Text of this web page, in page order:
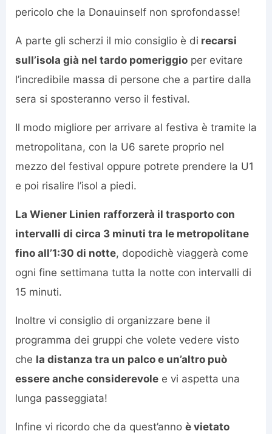
pericolo che la Donauinself non sprofondasse!
A parte gli scherzi il mio consiglio è di recarsi
sull’isola già nel tardo pomeriggio per evitare
l’incredibile massa di persone che a partire dalla
sera si sposteranno verso il festival.
Il modo migliore per arrivare al festiva è tramite la
metropolitana, con la U6 sarete proprio nel
mezzo del festival oppure potrete prendere la U1
e poi risalire l’isol a piedi.
La Wiener Linien rafforzerà il trasporto con
intervalli di circa 3 minuti tra le metropolitane
fino all’1:30 di notte, dopodichè viaggerà come
ogni fine settimana tutta la notte con intervalli di
15 minuti.
Inoltre vi consiglio di organizzare bene il
programma dei gruppi che volete vedere visto
che la distanza tra un palco e un’altro può
essere anche considerevole e vi aspetta una
lunga passeggiata!
Infine vi ricordo che da quest’anno è vietato